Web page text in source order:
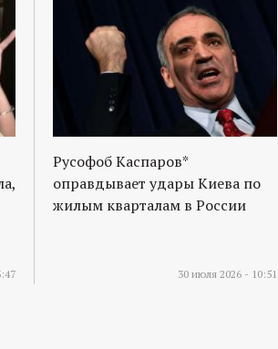
Русофоб Каспаров*
оправдывает удары Киева по
жилым кварталам в России
30 июля 2026 - 10:51